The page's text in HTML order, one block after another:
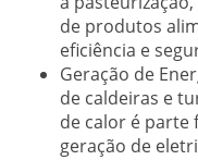
de produtos
eficiência e
Geração de
de caldeiras e
de calor é parte
geração de